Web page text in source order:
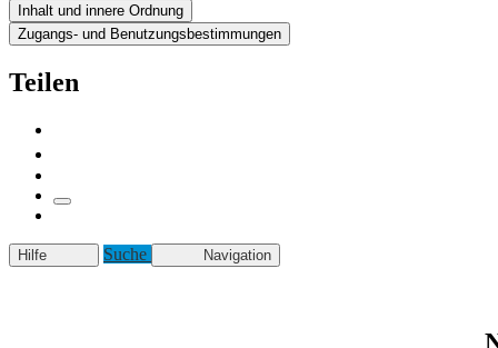
Inhalt und innere Ordnung
Zugangs- und Benutzungsbestimmungen
Teilen
Hilfe Suche Navigation